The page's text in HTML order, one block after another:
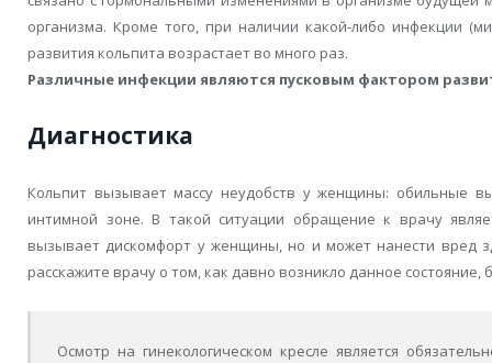
организма. Кроме того, при наличии какой-либо инфекции
развития кольпита возрастает во много раз.
Различные инфекции являются пусковым фактором
Диагностика
Кольпит вызывает массу неудобств у женщины: обильные
интимной зоне. В такой ситуации обращение к врачу
вызывает дискомфорт у женщины, но и может нанести вред
расскажите врачу о том, как давно возникло данное
Осмотр на гинекологическом кресле является